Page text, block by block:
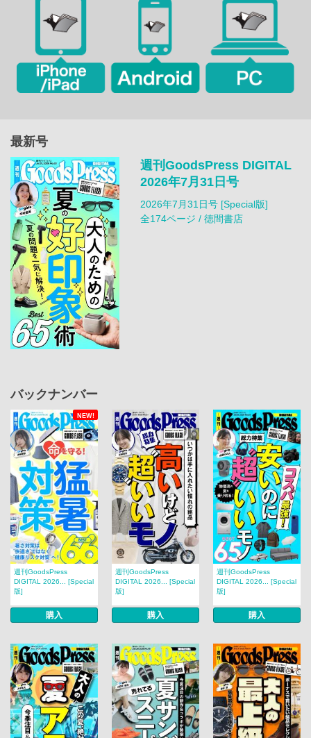
最新号
週刊GoodsPress DIGITAL
2026年7月31日号
2026年7月31日号 [Special版]
全174ページ / 徳間書店
バックナンバー
NEW!
週刊GoodsPress
DIGITAL 2026... [Special
版]
購入
週刊GoodsPress
DIGITAL 2026... [Special
版]
購入
週刊GoodsPress
DIGITAL 2026... [Special
版]
購入